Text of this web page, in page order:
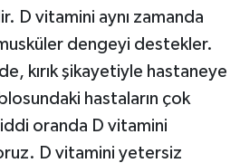
D vitamini aynı zamanda
dengeyi destekler.
kırık şikayetiyle hastaneye
hastaların çok
oranda D vitamini
D vitamini yetersiz